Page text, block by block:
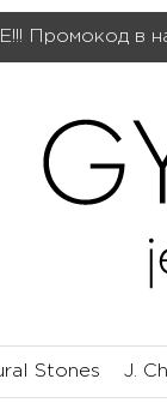
Промокод в
Stones J.